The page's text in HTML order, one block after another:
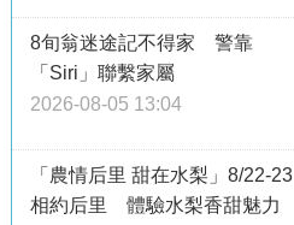
8旬翁迷途記不得家 警靠
「Siri」聯繫家屬
2026-08-05 13:04
「農情后里 甜在水梨」8/22-23
相約后里 體驗水梨香甜魅力